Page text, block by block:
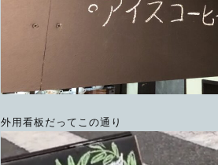
外用看板だってこの通り